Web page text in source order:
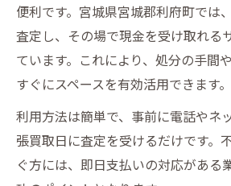
便利です。宮城県宮城郡利府町では
査定し、その場で現金を受け取れる
ています。これにより、処分の手間
すぐにスペースを有効活用できます。
利用方法は簡単で、事前に電話やネ
張買取日に査定を受けるだけです。
ぐ方には、即日支払いの対応がある